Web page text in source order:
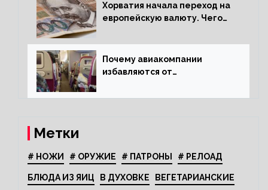
Хорватия начала переход на
европейскую валюту. Чего
Почему авиакомпании
избавляются от
Метки
# НОЖИ # ОРУЖИЕ # ПАТРОНЫ # РЕЛОАД
БЛЮДА ИЗ ЯИЦ В ДУХОВКЕ ВЕГЕТАРИАНСКИЕ